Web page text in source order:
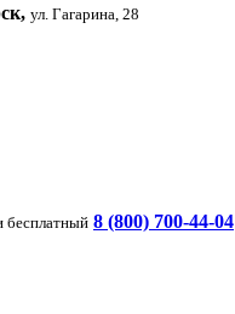
ул. Гагарина, 28
бесплатный 8 (800) 700-44-04